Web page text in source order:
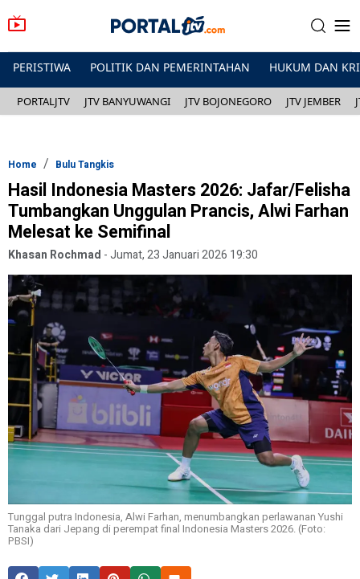
PERISTIWA POLITIK DAN PEMERINTAHAN HUKUM DAN
PORTALJTV JTV BANYUWANGI JTV BOJONEGORO JTV JEMBER
Home Bulu Tangkis
Hasil Indonesia Masters 2026: Jafar/Felisha
Tumbangkan Unggulan Prancis, Alwi Farhan
Melesat ke Semifinal
Khasan Rochmad -Jumat, 23 Januari 2026 19:30
Tunggal putra Indonesia, Alwi Farhan, menumbangkan perlawanan Yushi
Tanaka dari Jepang di perempat final Indonesia Masters 2026. (Foto:
PBSI)